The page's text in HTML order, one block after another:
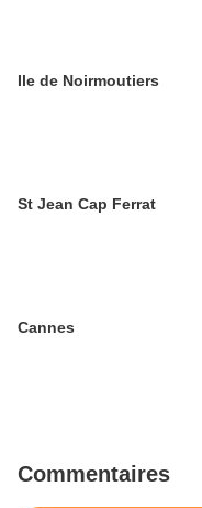
Ile de Noirmoutiers
St Jean Cap Ferrat
Cannes
Commentaires